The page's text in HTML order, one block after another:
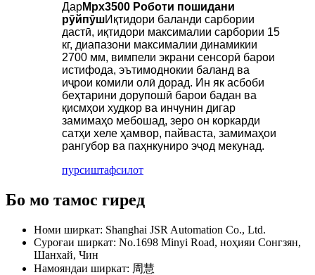
ДарMpx3500 Роботи пошидани
рӯйпӯшИқтидори баланди сарбории
дастӣ, иқтидори максималии сарбории 15
кг, диапазони максималии динамикии
2700 мм, вимпели экрани сенсорӣ барои
истифода, эътимоднокии баланд ва
иҷрои комили олӣ дорад. Ин як асбоби
беҳтарини дорупошӣ барои бадан ва
қисмҳои худкор ва инчунин дигар
замимаҳо мебошад, зеро он коркарди
сатҳи хеле ҳамвор, пайваста, замимаҳои
рангубор ва паҳнкуниро эҷод мекунад.
пурсиштафсилот
Бо мо тамос гиред
Номи ширкат: Shanghai JSR Automation Co., Ltd.
Суроғаи ширкат: No.1698 Minyi Road, ноҳияи Сонгзян,
Шанхай, Чин
Намояндаи ширкат: 周慧